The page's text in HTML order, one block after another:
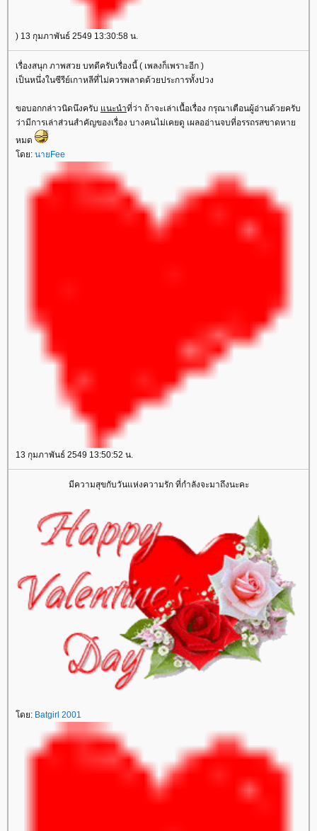
) 13 กุมภาพันธ์ 2549 13:30:58 น.
เรื่องสนุก ภาพสวย บทดีครับเรื่องนี้ ( เพลงก็เพราะอีก )
เป็นหนึ่งในซีรีย์เกาหลีที่ไม่ควรพลาดด้วยประการทั้งปวง
ขอบอกกล่าวนิดนึงครับ แนะนำที่ว่า ถ้าจะเล่าเนื้อเรื่อง กรุณาเตือนผู้อ่านด้วยครับ
ว่ามีการเล่าส่วนสำคัญของเรื่อง บางคนไม่เคยดู เผลออ่านจบที่อรรถรสขาดหาย
หมด
โดย: นายFee
13 กุมภาพันธ์ 2549 13:50:52 น.
มีความสุขกับวันแห่งความรัก ที่กำลังจะมาถึงนะคะ
โดย: Batgirl 2001